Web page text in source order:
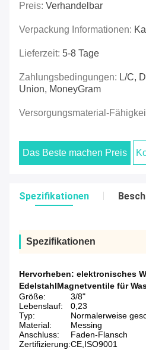
Preis: Verhandelbar
Verpackung Informationen:
Lieferzeit: 5-8 Tage
Zahlungsbedingungen: L/C,
Union, MoneyGram
Versorgungsmaterial-
Das Beste machen Preis
Spezifikationen
Spezifikationen
Hervorheben: elektronisches
EdelstahlMagnetventile für
Größe:
3/8"
Lebenslauf:
0,23
Typ:
Normalerweise
Material:
Messing
Anschluss:
Faden-Flansch
Zertifizierung:CE,ISO9001